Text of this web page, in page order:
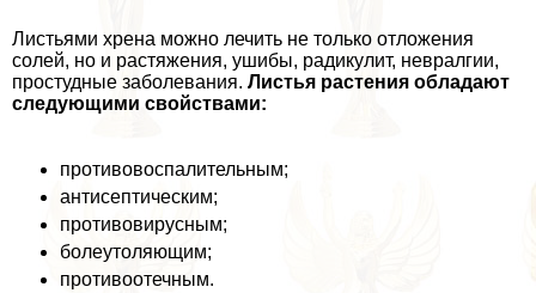
Листьями хрена можно лечить не только отложения
солей, но и растяжения, ушибы, радикулит, невралгии,
простудные заболевания. Листья растения обладают
следующими свойствами:
противовоспалительным;
антисептическим;
противовирусным;
болеутоляющим;
противоотечным.